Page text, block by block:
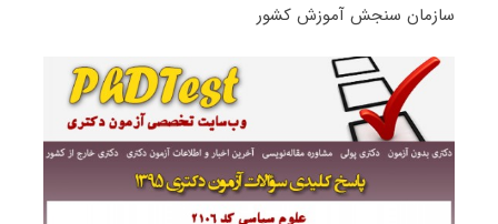
سازمان سنجش آموزش کشور